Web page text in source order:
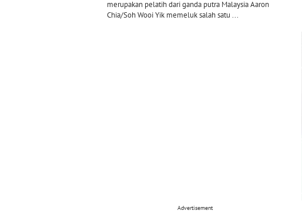
merupakan pelatih dari ganda putra Malaysia Aaron
Chia/Soh Wooi Yik memeluk salah satu ...
Advertisement